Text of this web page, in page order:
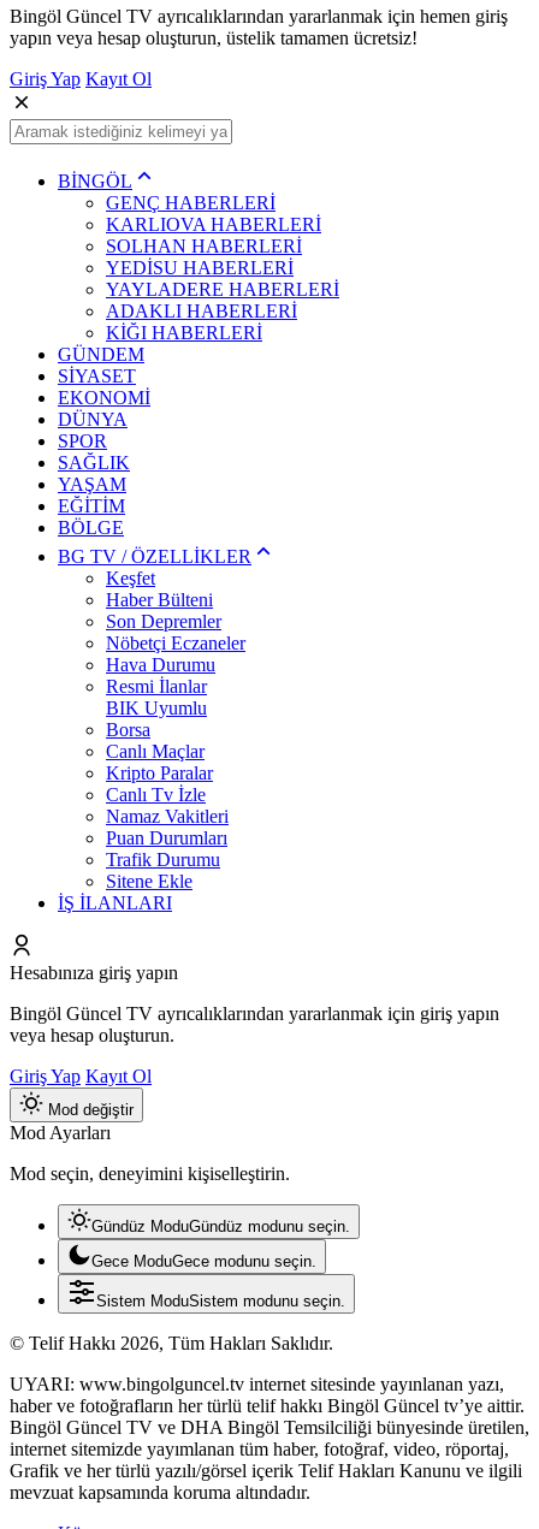
Bingöl Güncel TV ayrıcalıklarından yararlanmak için hemen giriş
yapın veya hesap oluşturun, üstelik tamamen ücretsiz!
Giriş Yap Kayıt Ol
BİNGÖL
GENÇ HABERLERİ
KARLIOVA HABERLERİ
SOLHAN HABERLERİ
YEDİSU HABERLERİ
YAYLADERE HABERLERİ
ADAKLI HABERLERİ
KİĞI HABERLERİ
GÜNDEM
SİYASET
EKONOMİ
DÜNYA
SPOR
SAĞLIK
YAŞAM
EĞİTİM
BÖLGE
BG TV / ÖZELLİKLER
Keşfet
Haber Bülteni
Son Depremler
Nöbetçi Eczaneler
Hava Durumu
Resmi İlanlar
BIK Uyumlu
Borsa
Canlı Maçlar
Kripto Paralar
Canlı Tv İzle
Namaz Vakitleri
Puan Durumları
Trafik Durumu
Sitene Ekle
İŞ İLANLARI
Hesabınıza giriş yapın
Bingöl Güncel TV ayrıcalıklarından yararlanmak için giriş yapın
veya hesap oluşturun.
Giriş Yap Kayıt Ol
Mod değiştir
Mod Ayarları
Mod seçin, deneyimini kişiselleştirin.
Gündüz ModuGündüz modunu seçin.
Gece ModuGece modunu seçin.
Sistem ModuSistem modunu seçin.
© Telif Hakkı 2026, Tüm Hakları Saklıdır.
UYARI: www.bingolguncel.tv internet sitesinde yayınlanan yazı,
haber ve fotoğrafların her türlü telif hakkı Bingöl Güncel tv’ye aittir.
Bingöl Güncel TV ve DHA Bingöl Temsilciliği bünyesinde üretilen,
internet sitemizde yayımlanan tüm haber, fotoğraf, video, röportaj,
Grafik ve her türlü yazılı/görsel içerik Telif Hakları Kanunu ve ilgili
mevzuat kapsamında koruma altındadır.